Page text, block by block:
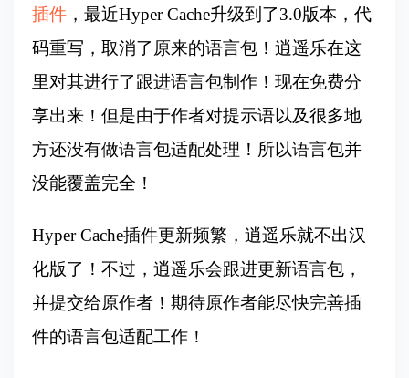
插件 ，最近Hyper Cache升级到了3.0版本，代
码重写，取消了原来的语言包！逍遥乐在这
里对其进行了跟进语言包制作！现在免费分
享出来！但是由于作者对提示语以及很多地
方还没有做语言包适配处理！所以语言包并
没能覆盖完全！
Hyper Cache插件更新频繁，逍遥乐就不出汉
化版了！不过，逍遥乐会跟进更新语言包，
并提交给原作者！期待原作者能尽快完善插
件的语言包适配工作！